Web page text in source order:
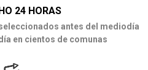
24 HORAS
antes del mediodía
en cientos de comunas